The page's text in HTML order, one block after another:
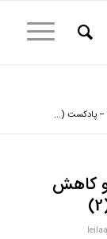
– پادکست (...
و کاهش